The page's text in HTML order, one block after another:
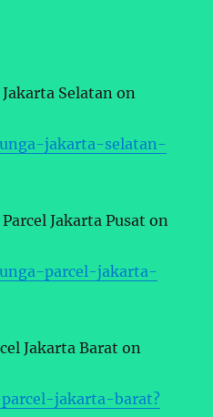
Selatan on
jakarta-selatan-
Jakarta Pusat on
parcel-jakarta-
Jakarta Barat on
jakarta-barat?